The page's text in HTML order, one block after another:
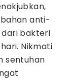
anti-
bakteri
Nikmati
sentuhan